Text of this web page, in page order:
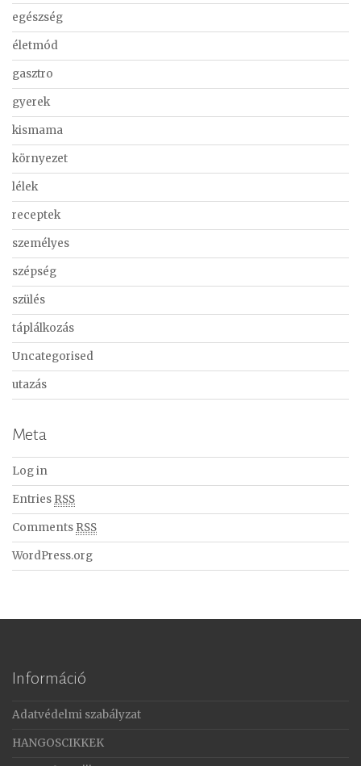
egészség
életmód
gasztro
gyerek
kismama
környezet
lélek
receptek
személyes
szépség
szülés
táplálkozás
Uncategorised
utazás
Meta
Log in
Entries RSS
Comments RSS
WordPress.org
Információ
Adatvédelmi szabályzat
HANGOSCIKKEK